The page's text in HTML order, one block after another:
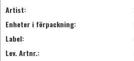
Artist:
Enheter i förpackning:
Label:
Lev. Artnr.: